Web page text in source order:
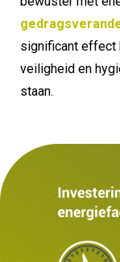
ge
significant effect
veiligheid en
staan.